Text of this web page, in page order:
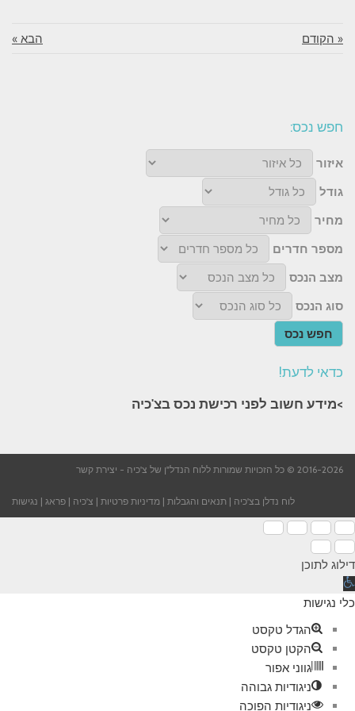
« הקודם הבא »
חפש נכס:
איזור
גודל
מחיר
מספר חדרים
מצב הנכס
סוג הנכס
חפש נכס
כדאי לדעת!
>מידע חשוב לפני רכישת נכס בצ'כיה​
2016-2026 © כל הזכויות שמורות ללוח הנדל"ן של צ'כיה - יצירת קשר
לוח נדלן בצ'כיה | תנאים והגבלות | מדיניות פרטיות | צ'כיה | פראג | נגישות
דילוג לתוכן
פתח
סרגל
כלי נגישות
הגדל טקסט
הקטן טקסט
גווני אפור
ניגודיות גבוהה
ניגודיות הפוכה